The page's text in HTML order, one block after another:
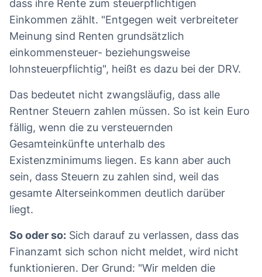
dass ihre Rente zum steuerpflichtigen
Einkommen zählt. "Entgegen weit verbreiteter
Meinung sind Renten grundsätzlich
einkommensteuer- beziehungsweise
lohnsteuerpflichtig", heißt es dazu bei der DRV.
Das bedeutet nicht zwangsläufig, dass alle
Rentner Steuern zahlen müssen. So ist kein Euro
fällig, wenn die zu versteuernden
Gesamteinkünfte unterhalb des
Existenzminimums liegen. Es kann aber auch
sein, dass Steuern zu zahlen sind, weil das
gesamte Alterseinkommen deutlich darüber
liegt.
So oder so: Sich darauf zu verlassen, dass das
Finanzamt sich schon nicht meldet, wird nicht
funktionieren. Der Grund: "Wir melden die